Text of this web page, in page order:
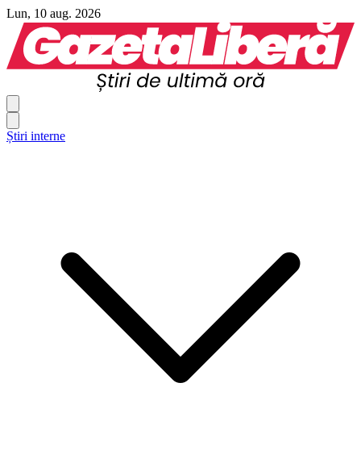
Lun, 10 aug. 2026
Știri interne